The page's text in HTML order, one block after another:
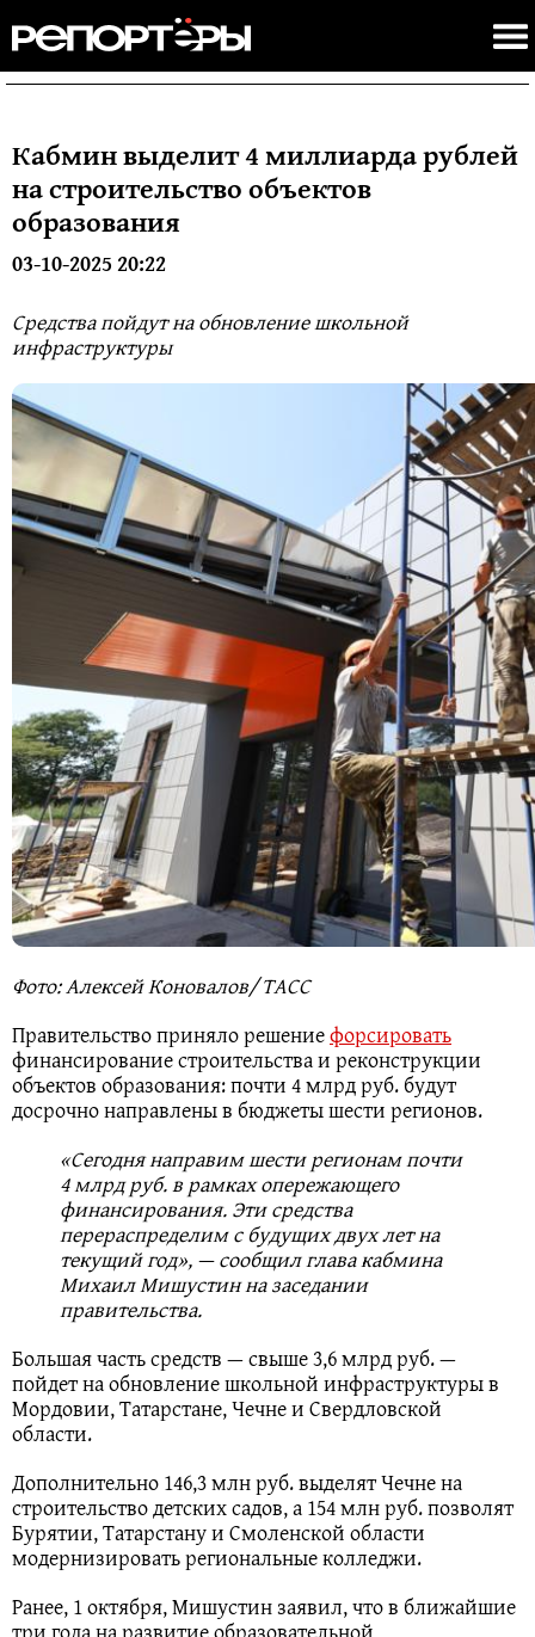
Кабмин выделит 4 миллиарда рублей
на строительство объектов
образования
03-10-2025 20:22
Средства пойдут на обновление школьной
инфраструктуры
Фото: Алексей Коновалов/ ТАСС
Правительство приняло решениефорсировать
финансирование строительства и реконструкции
объектов образования: почти 4 млрд руб. будут
досрочно направлены в бюджеты шести регионов.
«Сегодня направим шести регионам почти
4 млрд руб. в рамках опережающего
финансирования. Эти средства
перераспределим с будущих двух лет на
текущий год», — сообщил глава кабмина
Михаил Мишустин на заседании
правительства.
Большая часть средств — свыше 3,6 млрд руб. —
пойдет на обновление школьной инфраструктуры в
Мордовии, Татарстане, Чечне и Свердловской
области.
Дополнительно 146,3 млн руб. выделят Чечне на
строительство детских садов, а 154 млн руб. позволят
Бурятии, Татарстану и Смоленской области
модернизировать региональные колледжи.
Ранее, 1 октября, Мишустин заявил, что в ближайшие